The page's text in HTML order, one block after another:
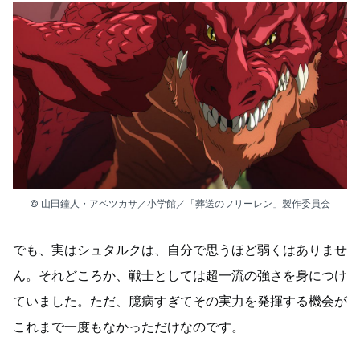
© 山田鐘人・アベツカサ／小学館／「葬送のフリーレン」製作委員会
でも、実はシュタルクは、自分で思うほど弱くはありませ
ん。それどころか、戦士としては超一流の強さを身につけ
ていました。ただ、臆病すぎてその実力を発揮する機会が
これまで一度もなかっただけなのです。